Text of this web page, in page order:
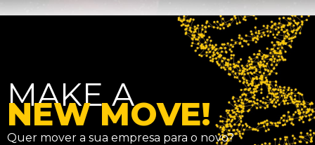
MAKE A
NEW MOVE!
Quer mover a sua empresa para o novo?